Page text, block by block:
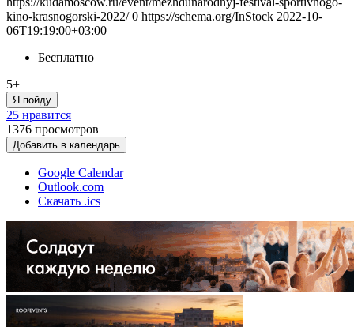
kino-krasnogorski-2022/ 0 https://schema.org/InStock 2022-10-
06T19:19:00+03:00
Бесплатно
5+
Я пойду
25 нравится
1376 просмотров
Добавить в календарь
Google Calendar
Outlook.com
Скачать .ics